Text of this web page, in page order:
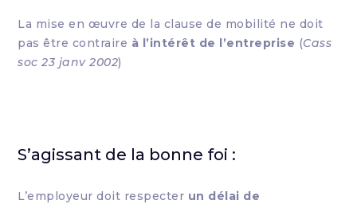
La mise en œuvre de la clause de mobilité ne doit
pas être contraire à l’intérêt de l’entreprise (Cass
soc 23 janv 2002)
S’agissant de la bonne foi :
L’employeur doit respecter un délai de